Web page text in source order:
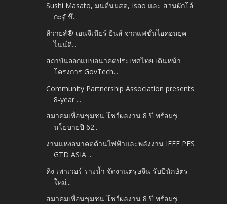
Sushi Masato, มนต์นมสด, Isao และ สวนผักโอ้
กะจู๋ ขึ...
ลีวายส์® เอนจีเนียร์ ยีนส์ จากแฟชั่นไอคอนยุค
ไนน์ตี...
สถาบันออกแบบอนาคตประเทศไทย เดินหน้า
โครงการ GovTech...
Community Partnership Association presents
8-year ...
สมาคมเพื่อนชุมชน โชว์ผลงาน 8 ปี พร้อมชู
นโยบายปี 62...
งานแห่งอนาคตด้านไฟฟ้าและพลังงาน IEEE PES
GTD ASIA ...
คิง เพาเวอร์ รางน้ำ จัดงานตรุษจีน รับปีนักษัตร
ใหม่...
สมาคมเพื่อนชุมชน โชว์ผลงาน 8 ปี พร้อมชู